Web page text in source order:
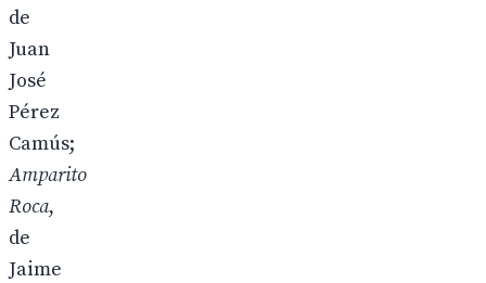
de
Juan
José
Pérez
Camús;
Amparito
Roca,
de
Jaime